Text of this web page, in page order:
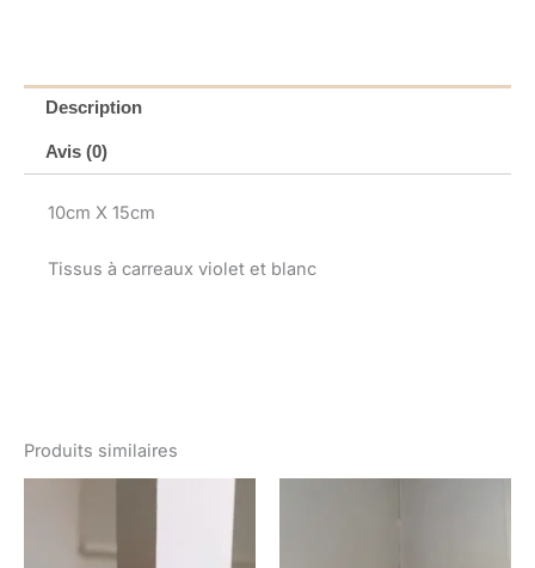
Description
Avis (0)
10cm X 15cm
Tissus à carreaux violet et blanc
Produits similaires
prix :
€ 24,00